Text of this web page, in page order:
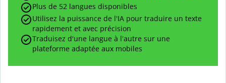
Plus de 52 langues disponibles
Utilisez la puissance de l'IA pour traduire un texte
rapidement et avec précision
Traduisez d'une langue à l'autre sur une
plateforme adaptée aux mobiles